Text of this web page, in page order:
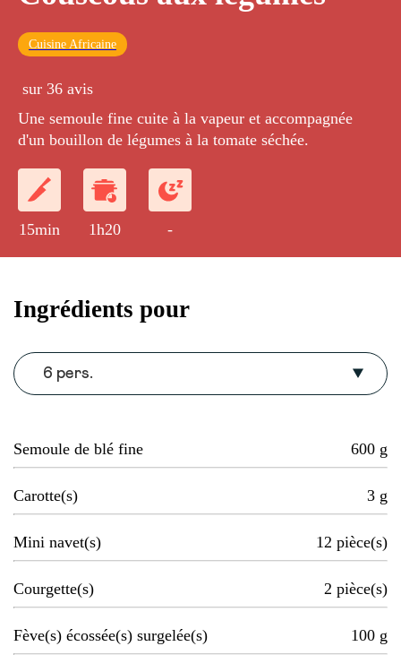
Cuisine Africaine
sur 36 avis
Une semoule fine cuite à la vapeur et accompagnée
d'un bouillon de légumes à la tomate séchée.
15min 1h20 -
Ingrédients pour
6 pers.
Semoule de blé fine 600 g
Carotte(s) 3 g
Mini navet(s) 12 pièce(s)
Courgette(s) 2 pièce(s)
Fève(s) écossée(s) surgelée(s) 100 g